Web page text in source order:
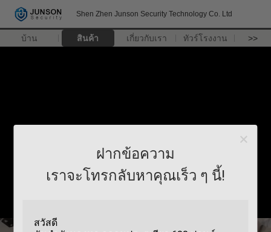
Shen Zhen Junson Security Technology Co. Ltd
บ้าน สินค้า เกี่ยวกับเรา ทัวร์โรงงาน >>
ฝากข้อความ
เราจะโทรกลับหาคุณเร็ว ๆ นี้!